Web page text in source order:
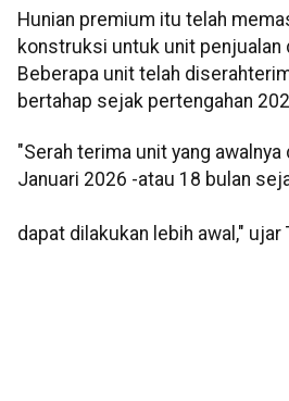
Hunian premium itu telah
konstruksi untuk unit penjualan
Beberapa unit telah
bertahap sejak pertengahan
"Serah terima unit yang
Januari 2026 -atau 18 bulan
dapat dilakukan lebih awal," ujar